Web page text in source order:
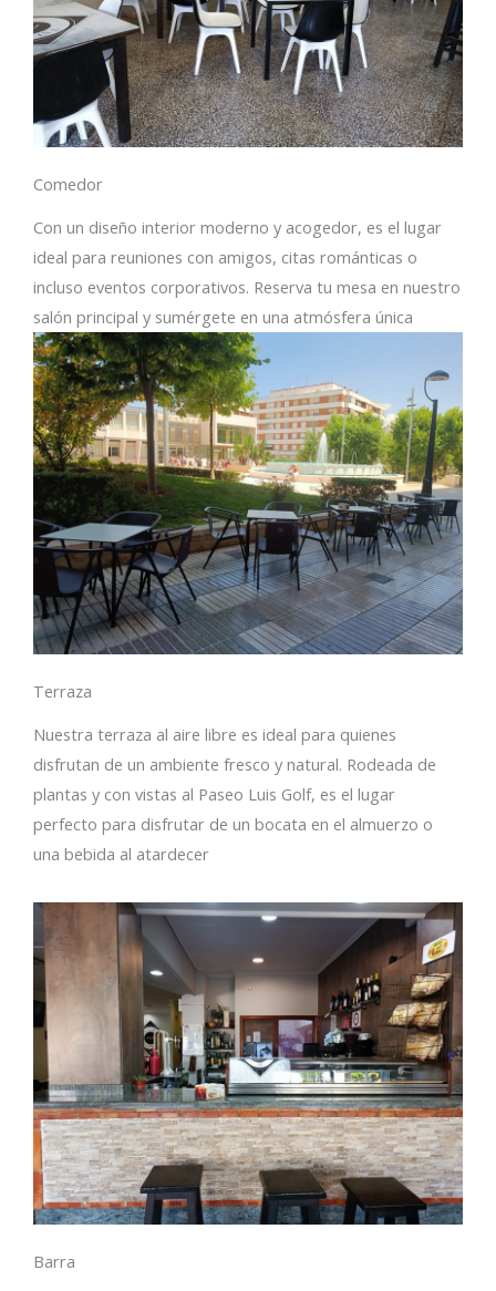
Comedor
Con un diseño interior moderno y acogedor, es el lugar
ideal para reuniones con amigos, citas románticas o
incluso eventos corporativos. Reserva tu mesa en nuestro
salón principal y sumérgete en una atmósfera única
Terraza
Nuestra terraza al aire libre es ideal para quienes
disfrutan de un ambiente fresco y natural. Rodeada de
plantas y con vistas al Paseo Luis Golf, es el lugar
perfecto para disfrutar de un bocata en el almuerzo o
una bebida al atardecer
Barra